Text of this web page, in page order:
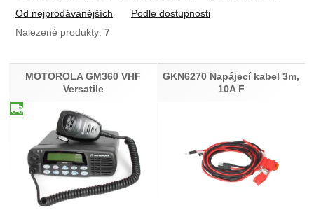
Od nejprodávanějších
Podle dostupnosti
Nalezené produkty: 7
Produkty
MOTOROLA GM360 VHF
Versatile
GKN6270 Napájecí kabel 3m,
10A F